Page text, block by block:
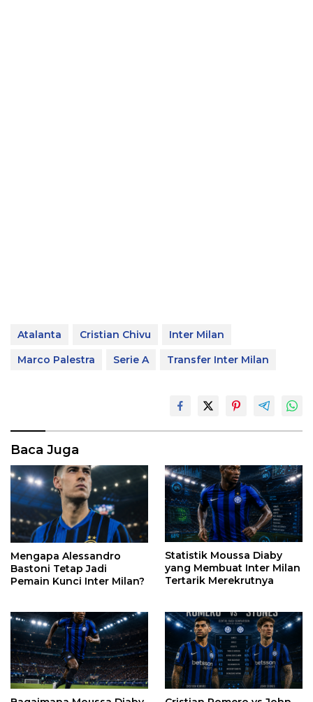
Atalanta Cristian Chivu
Inter Milan
Marco Palestra
Serie A Transfer Inter Milan
Baca Juga
Mengapa Alessandro
Bastoni Tetap Jadi
Pemain Kunci Inter Milan?
Statistik Moussa Diaby
yang Membuat Inter Milan
Tertarik Merekrutnya